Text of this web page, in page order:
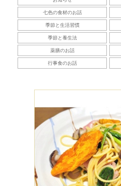
七色の食材のお話
季節と生活習慣
季節と養生法
薬膳のお話
行事食のお話